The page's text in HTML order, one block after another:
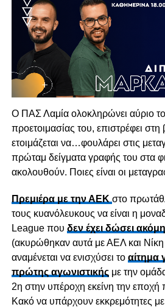
Ο ΠΑΣ Λαμία ολοκληρώνει αύριο
προετοιμασίας του, επιστρέφει στη
ετοιμάζεται να…φουλάρει στις
πρώταμ δείγματα γραφής του στα
ακολουθούν. Ποιες είναι οι
Πρεμιέρα με την ΑΕΚ στο
τους κυανόλευκους να είναι η
League που δεν έχει δώσει ακόμη
(ακυρώθηκαν αυτά με ΑΕΛ και
αναμένεται να ενισχύσει το αίτημα
πρώτης αγωνιστικήςμε την
2η στην υπέροχη εκείνη την
Κακό να υπάρχουν εκκρεμότητες